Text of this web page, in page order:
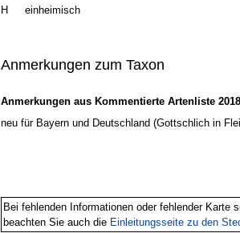
H einheimisch
Anmerkungen zum Taxon
Anmerkungen aus Kommentierte Artenliste 2018
neu für Bayern und Deutschland (Gottschlich in
Bei fehlenden Informationen oder fehlender Karte
beachten Sie auch die Einleitungsseite zu den